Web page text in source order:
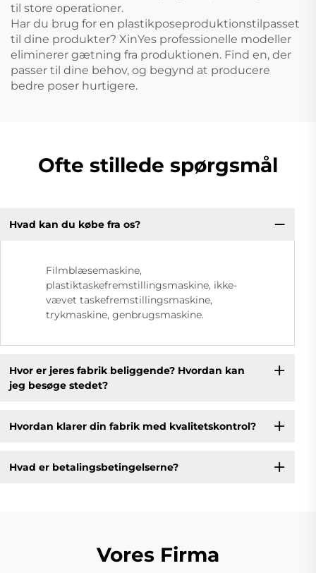
til store operationer.
Har du brug for en plastikposeproduktionstilpasset
til dine produkter? XinYes professionelle modeller
eliminerer gætning fra produktionen. Find en, der
passer til dine behov, og begynd at producere
bedre poser hurtigere.
Ofte stillede spørgsmål
Hvad kan du købe fra os?
Filmblæsemaskine,
plastiktaskefremstillingsmaskine, ikke-
vævet taskefremstillingsmaskine,
trykmaskine, genbrugsmaskine.
Hvor er jeres fabrik beliggende? Hvordan kan
jeg besøge stedet?
Hvordan klarer din fabrik med kvalitetskontrol?
Hvad er betalingsbetingelserne?
Vores Firma